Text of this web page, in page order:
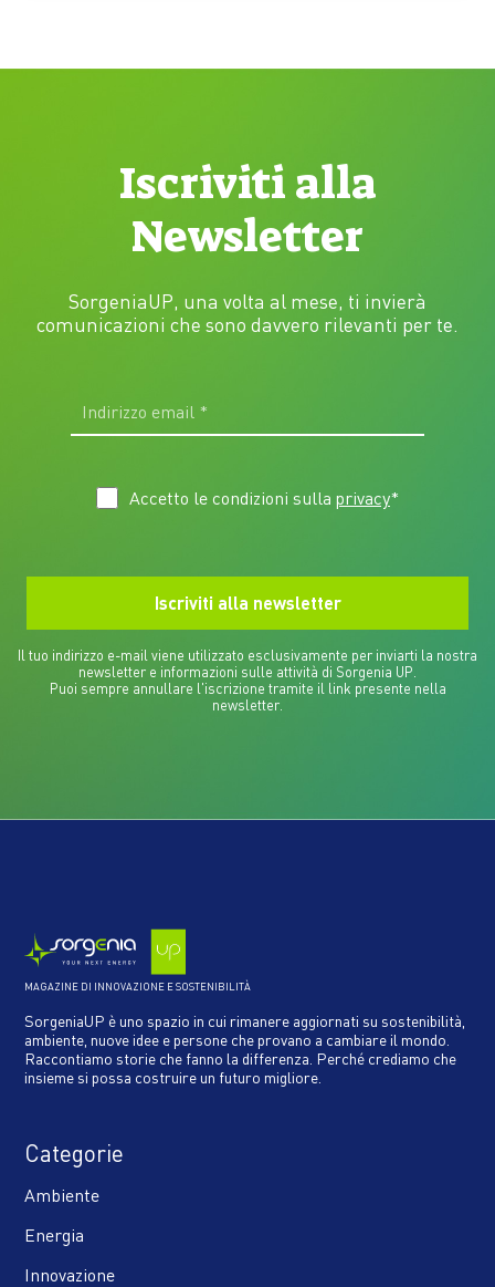
Iscriviti alla
Newsletter
SorgeniaUP, una volta al mese, ti invierà
comunicazioni che sono davvero rilevanti per te.
Accetto le condizioni sulla privacy*
Il tuo indirizzo e-mail viene utilizzato esclusivamente per inviarti la nostra
newsletter e informazioni sulle attività di Sorgenia UP.
Puoi sempre annullare l'iscrizione tramite il link presente nella
newsletter.
MAGAZINE DI INNOVAZIONE E SOSTENIBILITÀ
SorgeniaUP è uno spazio in cui rimanere aggiornati su sostenibilità,
ambiente, nuove idee e persone che provano a cambiare il mondo.
Raccontiamo storie che fanno la differenza. Perché crediamo che
insieme si possa costruire un futuro migliore.
Categorie
Ambiente
Energia
Innovazione